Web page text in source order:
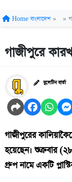
Home বাংলাদেশ » »
গাজীপুরে
বুলেটিন বার্তা
গাজীপুরের
হয়েছেন। শুক্রবার
গ্রুপ নামে একটি